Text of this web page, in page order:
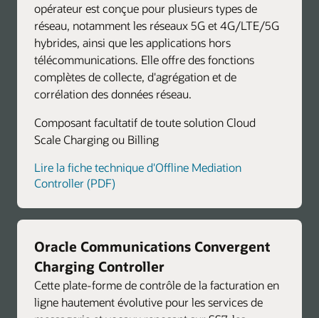
opérateur est conçue pour plusieurs types de
réseau, notamment les réseaux 5G et 4G/LTE/5G
hybrides, ainsi que les applications hors
télécommunications. Elle offre des fonctions
complètes de collecte, d'agrégation et de
corrélation des données réseau.
Composant facultatif de toute solution Cloud
Scale Charging ou Billing
Lire la fiche technique d'Offline Mediation
Controller (PDF)
Oracle Communications Convergent
Charging Controller
Cette plate-forme de contrôle de la facturation en
ligne hautement évolutive pour les services de